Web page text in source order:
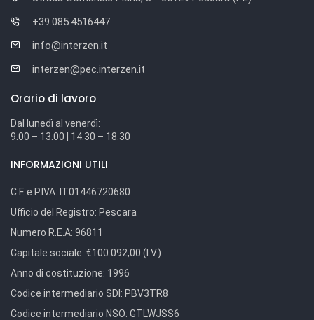
+39.085.4516447
info@interzen.it
interzen@pec.interzen.it
Orario di lavoro
Dal lunedì al venerdì:
9.00 – 13.00 | 14.30 – 18.30
INFORMAZIONI UTILI
C.F. e P.IVA: IT01446720680
Ufficio del Registro: Pescara
Numero R.E.A: 96811
Capitale sociale: €100.092,00 (I.V.)
Anno di costituzione: 1996
Codice intermediario SDI: PBV3TR8
Codice intermediario NSO: GTLWJSS6